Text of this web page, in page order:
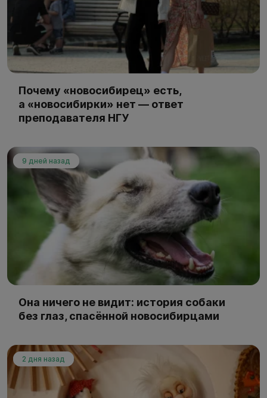
Почему «новосибирец» есть,
а «новосибирки» нет — ответ
преподавателя НГУ
9 дней назад
Она ничего не видит: история собаки
без глаз, спасённой новосибирцами
2 дня назад